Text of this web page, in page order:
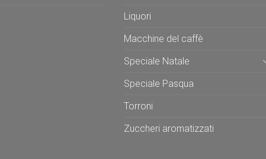
Liquori
Macchine del caffè
Speciale Natale
Speciale Pasqua
Torroni
Zuccheri aromatizzati